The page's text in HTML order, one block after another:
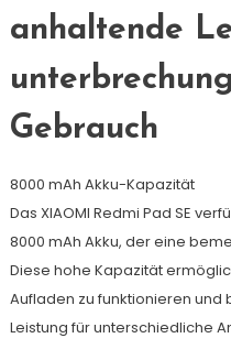
anhaltende
Gebrauch
8000 mAh Akku-Kapazität
Das XIAOMI Redmi Pad SE
8000 mAh Akku, der eine
Diese hohe Kapazität
Aufladen zu funktionieren
Leistung für unterschiedliche